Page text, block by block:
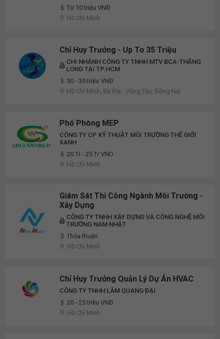
Từ 10 triệu VNĐ
Hồ Chí Minh
Chỉ Huy Trưởng - Up To 35 Triệu
CHI NHÁNH CÔNG TY TNHH MTV BCA-THĂNG
LONG TẠI TP.HCM
30 - 35 triệu VNĐ
Hồ Chí Minh, Bà Rịa - Vũng Tàu, Đồng Nai
Phó Phòng MEP
CÔNG TY CP KỸ THUẬT MÔI TRƯỜNG THẾ GIỚI
XANH
20 Tr - 25 Tr VND
Hồ Chí Minh
Giám Sát Thi Công Ngành Môi Trường -
Xây Dựng
CÔNG TY TNHH XÂY DỰNG VÀ CÔNG NGHỆ MÔI
TRƯỜNG NAM NHẬT
Thỏa thuận
Hồ Chí Minh
Chỉ Huy Trưởng Quản Lý Dự Án HVAC
CÔNG TY TNHH LÂM QUANG ĐẠI
20 - 25 triệu VNĐ
Hồ Chí Minh